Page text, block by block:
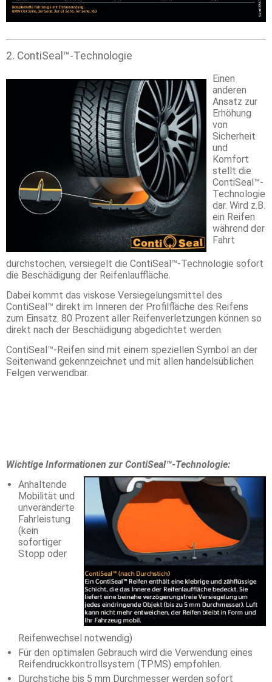
2. ContiSeal™-Technologie
Einen
anderen
Ansatz zur
Erhöhung
von
Sicherheit
und
Komfort
stellt die
ContiSeal™-
Technologie
dar. Wird z.B.
ein Reifen
während der
Fahrt
durchstochen, versiegelt die ContiSeal™-Technologie sofort
die Beschädigung der Reifenlauffläche.
Dabei kommt das viskose Versiegelungsmittel des
ContiSeal™ direkt im Inneren der Profilfläche des Reifens
zum Einsatz. 80 Prozent aller Reifenverletzungen können so
direkt nach der Beschädigung abgedichtet werden.
ContiSeal™-Reifen sind mit einem speziellen Symbol an der
Seitenwand gekennzeichnet und mit allen handelsüblichen
Felgen verwendbar.
Wichtige Informationen zur ContiSeal™-Technologie:
Anhaltende
Mobilität und
unveränderte
Fahrleistung
(kein
sofortiger
Stopp oder
Reifenwechsel notwendig)
Für den optimalen Gebrauch wird die Verwendung eines
Reifendruckkontrollsystem (TPMS) empfohlen.
Durchstiche bis 5 mm Durchmesser werden sofort